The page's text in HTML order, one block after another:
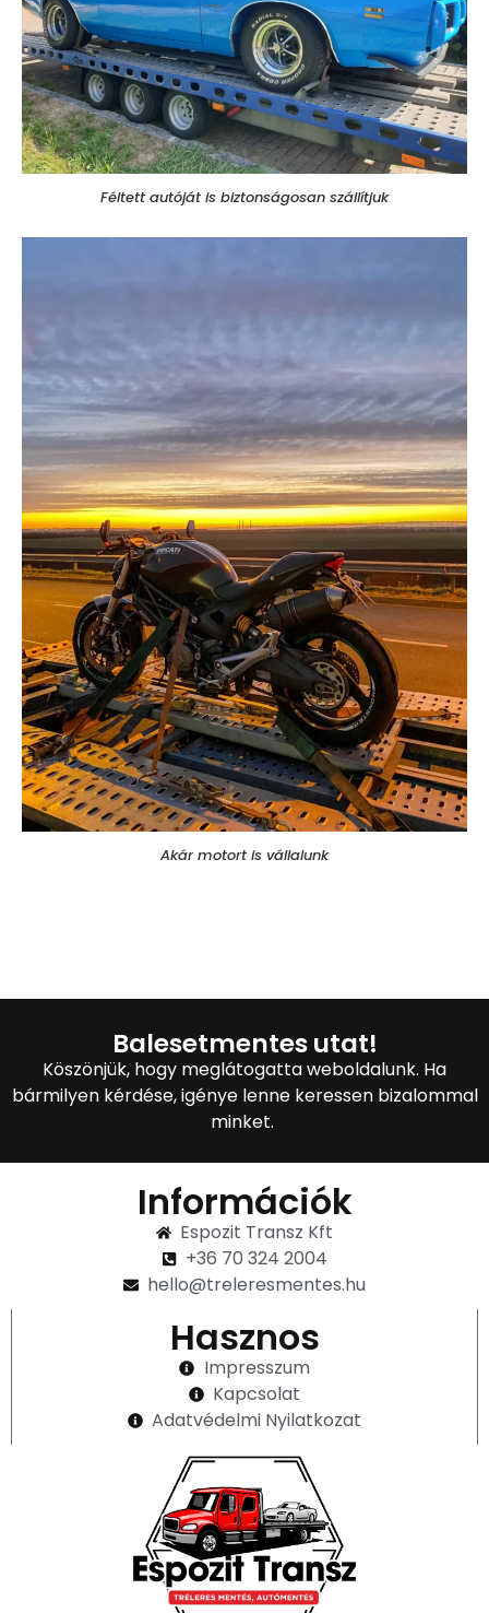
Féltett autóját is biztonságosan szállítjuk
Akár motort is vállalunk
Balesetmentes utat!
Köszönjük, hogy meglátogatta weboldalunk. Ha
bármilyen kérdése, igénye lenne keressen bizalommal
minket.
Információk
Espozit Transz Kft
+36 70 324 2004
hello@treleresmentes.hu
Hasznos
Impresszum
Kapcsolat
Adatvédelmi Nyilatkozat